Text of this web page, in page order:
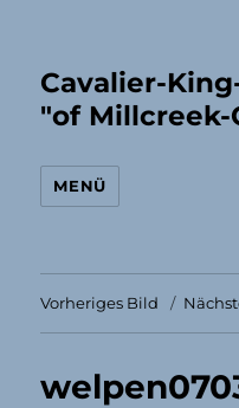
Cavalier-
"of Millcreek-
MENÜ
Vorheriges Bild